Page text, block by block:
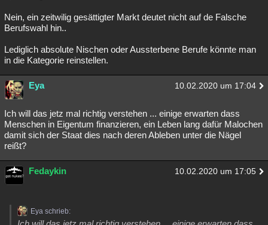
Nein, ein zeitwilig gesättigter Markt deutet nicht auf de Falsche
Berufswahl hin..
Lediglich absolute Nischen oder Aussterbene Berufe könnte man
in die Kategorie reinstellen.
Eya 10.02.2020 um 17:04
Ich will das jetz mal richtig verstehen ... einige erwarten dass
Menschen in Eigentum finanzieren, ein Leben lang dafür Malochen
damit sich der Staat dies nach deren Ableben unter die Nägel
reißt?
Fedaykin 10.02.2020 um 17:05
Eya schrieb: